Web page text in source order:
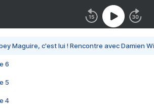
Maguire, c'est lui ! Rencontre avec Damien
6
5
4